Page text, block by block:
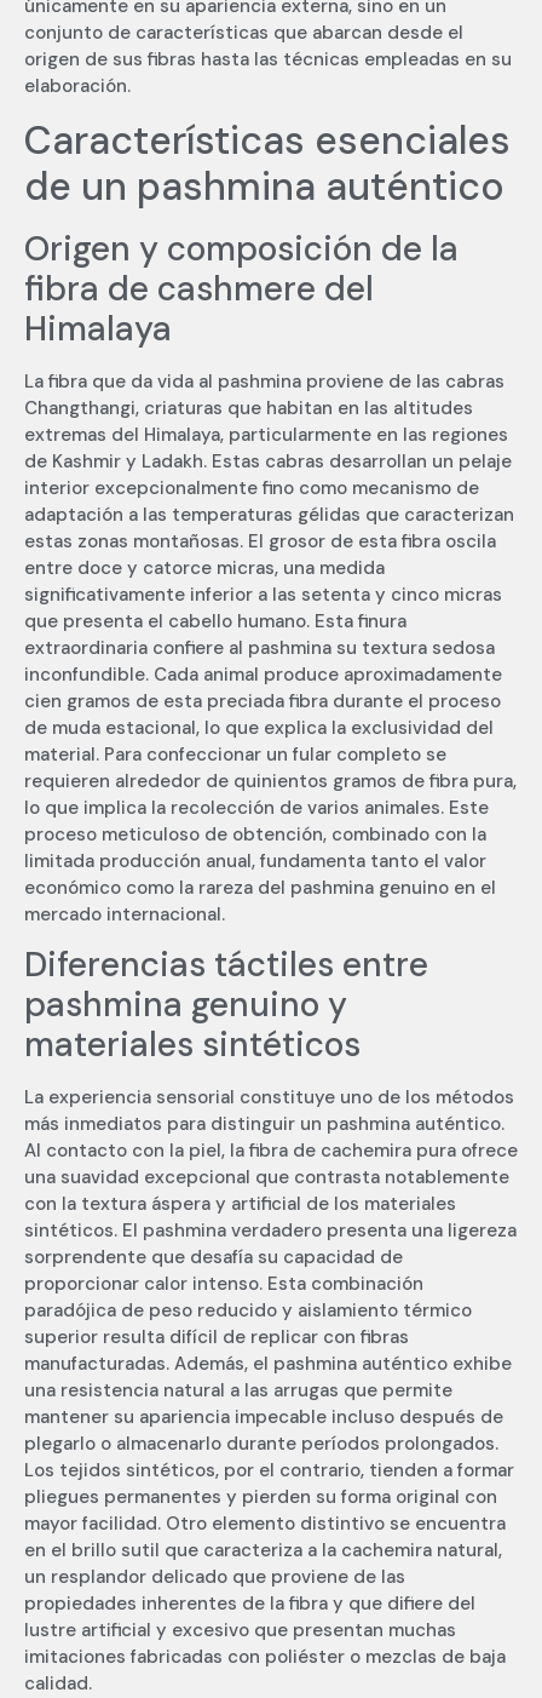
únicamente en su apariencia externa, sino en un
conjunto de características que abarcan desde el
origen de sus fibras hasta las técnicas empleadas en su
elaboración.
Características esenciales
de un pashmina auténtico
Origen y composición de la
fibra de cashmere del
Himalaya
La fibra que da vida al pashmina proviene de las cabras
Changthangi, criaturas que habitan en las altitudes
extremas del Himalaya, particularmente en las regiones
de Kashmir y Ladakh. Estas cabras desarrollan un pelaje
interior excepcionalmente fino como mecanismo de
adaptación a las temperaturas gélidas que caracterizan
estas zonas montañosas. El grosor de esta fibra oscila
entre doce y catorce micras, una medida
significativamente inferior a las setenta y cinco micras
que presenta el cabello humano. Esta finura
extraordinaria confiere al pashmina su textura sedosa
inconfundible. Cada animal produce aproximadamente
cien gramos de esta preciada fibra durante el proceso
de muda estacional, lo que explica la exclusividad del
material. Para confeccionar un fular completo se
requieren alrededor de quinientos gramos de fibra pura,
lo que implica la recolección de varios animales. Este
proceso meticuloso de obtención, combinado con la
limitada producción anual, fundamenta tanto el valor
económico como la rareza del pashmina genuino en el
mercado internacional.
Diferencias táctiles entre
pashmina genuino y
materiales sintéticos
La experiencia sensorial constituye uno de los métodos
más inmediatos para distinguir un pashmina auténtico.
Al contacto con la piel, la fibra de cachemira pura ofrece
una suavidad excepcional que contrasta notablemente
con la textura áspera y artificial de los materiales
sintéticos. El pashmina verdadero presenta una ligereza
sorprendente que desafía su capacidad de
proporcionar calor intenso. Esta combinación
paradójica de peso reducido y aislamiento térmico
superior resulta difícil de replicar con fibras
manufacturadas. Además, el pashmina auténtico exhibe
una resistencia natural a las arrugas que permite
mantener su apariencia impecable incluso después de
plegarlo o almacenarlo durante períodos prolongados.
Los tejidos sintéticos, por el contrario, tienden a formar
pliegues permanentes y pierden su forma original con
mayor facilidad. Otro elemento distintivo se encuentra
en el brillo sutil que caracteriza a la cachemira natural,
un resplandor delicado que proviene de las
propiedades inherentes de la fibra y que difiere del
lustre artificial y excesivo que presentan muchas
imitaciones fabricadas con poliéster o mezclas de baja
calidad.